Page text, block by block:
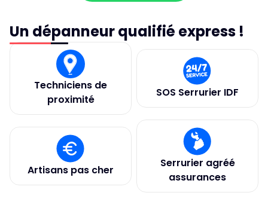
Un dépanneur qualifié express !
Techniciens de
proximité
SOS Serrurier IDF
Artisans pas cher
Serrurier agréé
assurances